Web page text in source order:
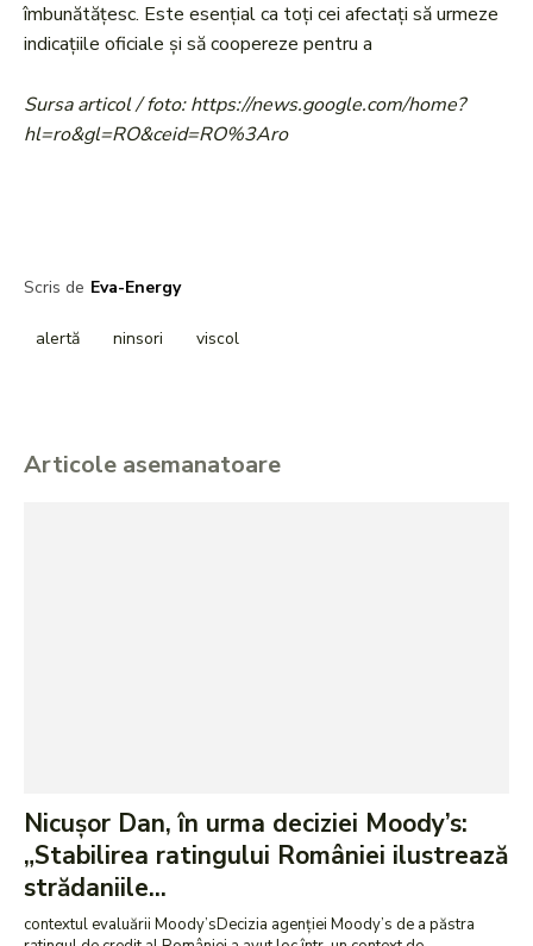
îmbunătățesc. Este esențial ca toți cei afectați să urmeze
indicațiile oficiale și să coopereze pentru a
Sursa articol / foto: https://news.google.com/home?
hl=ro&gl=RO&ceid=RO%3Aro
Scris de Eva-Energy
alertă ninsori viscol
Articole asemanatoare
Nicușor Dan, în urma deciziei Moody’s:
„Stabilirea ratingului României ilustrează
strădaniile...
contextul evaluării Moody’sDecizia agenției Moody’s de a păstra